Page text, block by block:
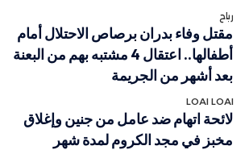
رباح
مقتل وفاء بدران برصاص الاحتلال أمام
أطفالها.. اعتقال 4 مشتبه بهم من البعنة
بعد أشهر من الجريمة
LOAI LOAI
لائحة اتهام ضد عامل من جنين وإغلاق
مخبز في مجد الكروم لمدة شهر